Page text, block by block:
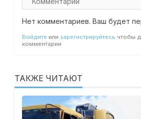
Нет комментариев. Ваш будет
Войдите или зарегистрируйтесь чтобы
комментарии
ТАКЖЕ ЧИТАЮТ